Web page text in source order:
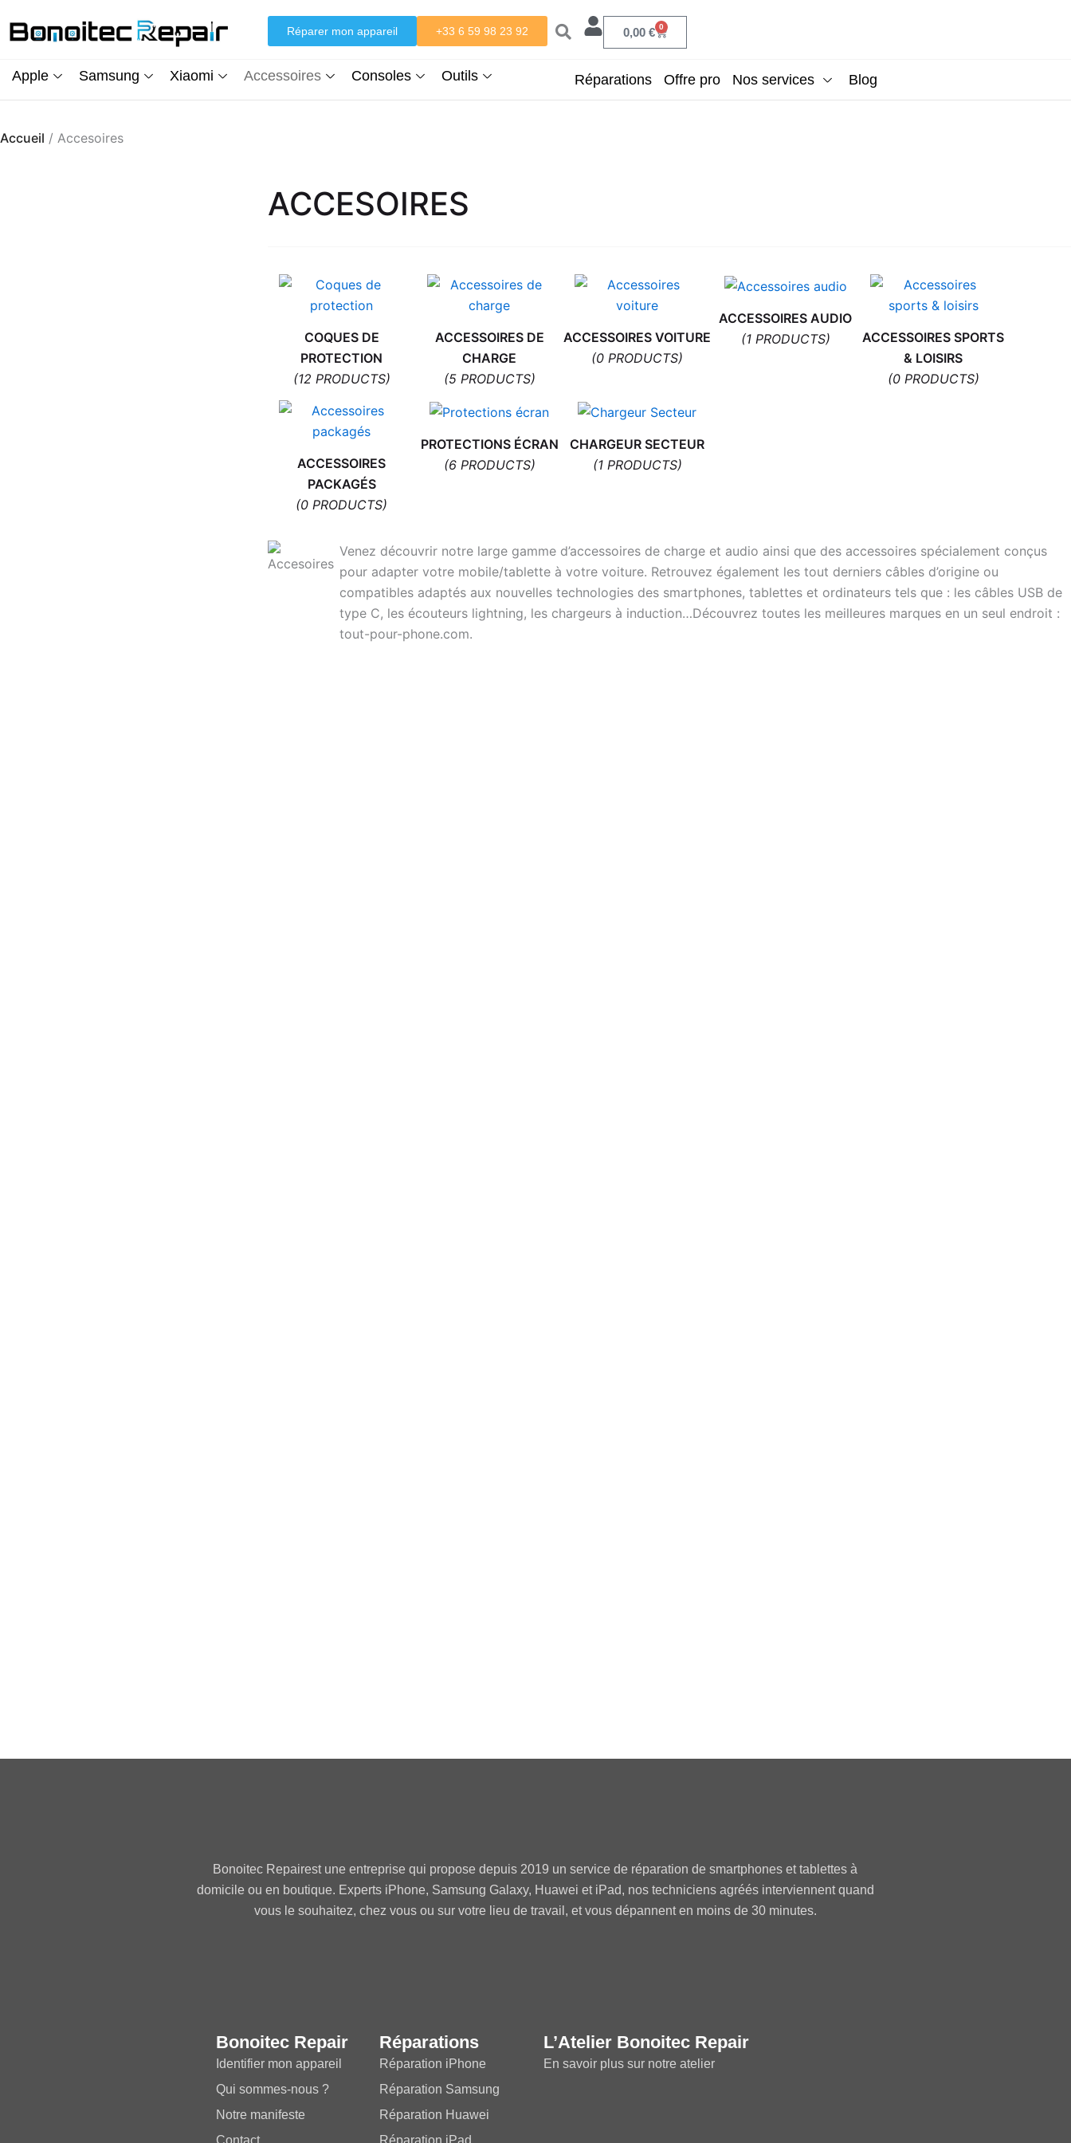
au
Réparer mon appareil +33 6 59 98 23 92 0,00 € 0
Panier
Apple Samsung Xiaomi Accessoires Consoles Outils Réparations Offre pro Nos services Blog
Accueil / Accesoires
ACCESOIRES
COQUES DE
PROTECTION
(12 PRODUCTS)
ACCESSOIRES DE
CHARGE
(5 PRODUCTS)
ACCESSOIRES VOITURE
(0 PRODUCTS)
ACCESSOIRES AUDIO
(1 PRODUCTS)
ACCESSOIRES SPORTS
& LOISIRS
(0 PRODUCTS)
ACCESSOIRES
PACKAGÉS
(0 PRODUCTS)
PROTECTIONS ÉCRAN
(6 PRODUCTS)
CHARGEUR SECTEUR
(1 PRODUCTS)
Venez découvrir notre large gamme d’accessoires de charge et audio ainsi que des accessoires spécialement conçus
pour adapter votre mobile/tablette à votre voiture. Retrouvez également les tout derniers câbles d’origine ou
compatibles adaptés aux nouvelles technologies des smartphones, tablettes et ordinateurs tels que : les câbles USB de
type C, les écouteurs lightning, les chargeurs à induction…Découvrez toutes les meilleures marques en un seul endroit :
tout-pour-phone.com.
Bonoitec Repairest une entreprise qui propose depuis 2019 un service de réparation de smartphones et tablettes à
domicile ou en boutique. Experts iPhone, Samsung Galaxy, Huawei et iPad, nos techniciens agréés interviennent quand
vous le souhaitez, chez vous ou sur votre lieu de travail, et vous dépannent en moins de 30 minutes.
Bonoitec Repair
Identifier mon appareil
Qui sommes-nous ?
Notre manifeste
Contact
Réparations
Réparation iPhone
Réparation Samsung
Réparation Huawei
Réparation iPad
L’Atelier Bonoitec Repair
En savoir plus sur notre atelier